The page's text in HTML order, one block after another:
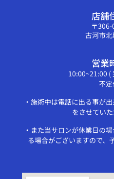
店舗
〒
古河市
営業
10:00~21:00 (
不
・施術中は電話に出る事が
をさせていた
・また当サロンが休業日の
る場合がございますので、